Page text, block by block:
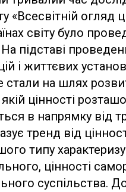
«Всесвітній огляд
світу було
підставі
і життєвих
стали на шлях
цінності
в напрямку від
тренд від
типу
цінності
суспільства.